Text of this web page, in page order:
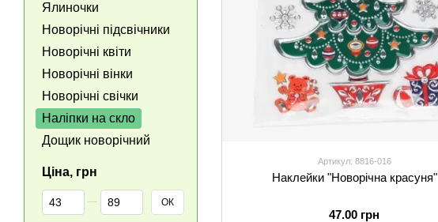
Артикул: 8816-016
Наклейки "Новорічна красуня"
47.00 грн
Ялиночки
Новорічні підсвічники
Новорічні квіти
Новорічні вінки
Новорічні свічки
Наліпки на скло
Дощик новорічний
Ціна, грн
Від Ціна, грн
До Ціна, грн ОК